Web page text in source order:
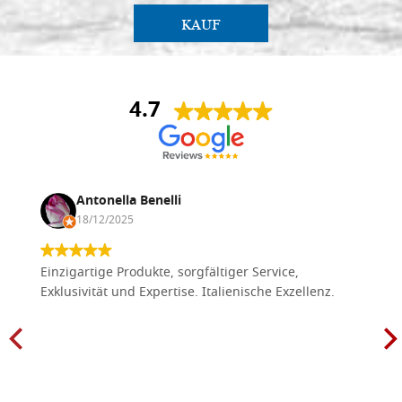
KAUF
4.7
Antonella Benelli
18/12/2025
Einzigartige Produkte, sorgfältiger Service,
Exklusivität und Expertise. Italienische Exzellenz.